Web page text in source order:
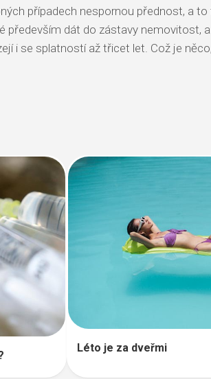
případech nespornou přednost, a
především dát do zástavy
i se splatností až třicet let. Což je
Léto je za dveřmi